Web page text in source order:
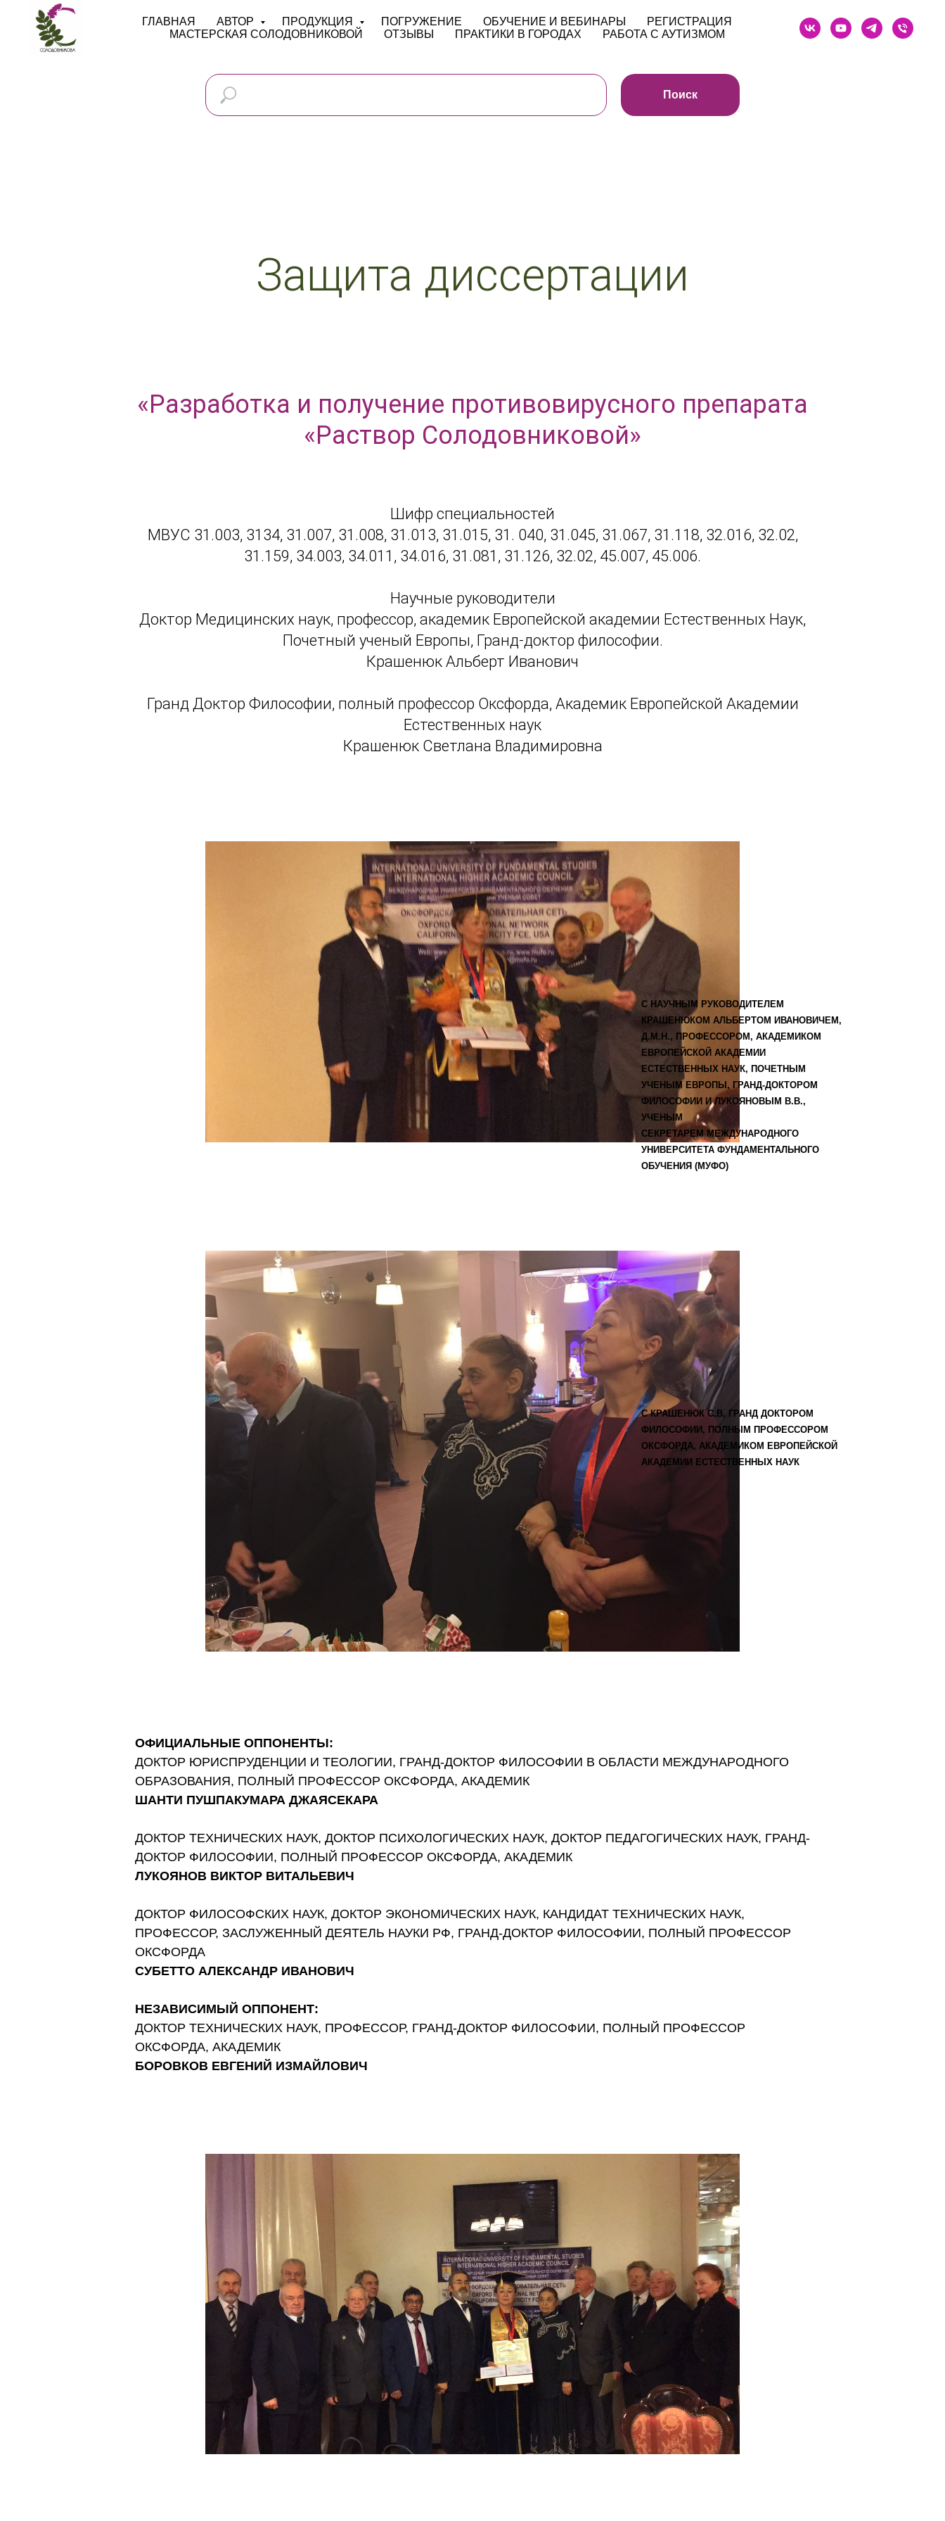
КАЛЕНДАРЬ КОНСУЛЬТАЦИЯ FAQ
ГЛАВНАЯ АВТОР ПРОДУКЦИЯ ПОГРУЖЕНИЕ ОБУЧЕНИЕ И ВЕБИНАРЫ
РЕГИСТРАЦИЯ
МАСТЕРСКАЯ СОЛОДОВНИКОВОЙ
ОТЗЫВЫ ПРАКТИКИ В ГОРОДАХ РАБОТА С АУТИЗМОМ
Поиск
Защита диссертации
«Разработка и получение противовирусного препарата
«Раствор Солодовниковой»
Шифр специальностей
МВУС 31.003, 3134, 31.007, 31.008, 31.013, 31.015, 31. 040, 31.045, 31.067, 31.118, 32.016, 32.02,
31.159, 34.003, 34.011, 34.016, 31.081, 31.126, 32.02, 45.007, 45.006.
Научные руководители
Доктор Медицинских наук, профессор, академик Европейской академии Естественных Наук,
Почетный ученый Европы, Гранд-доктор философии.
Крашенюк Альберт Иванович
Гранд Доктор Философии, полный профессор Оксфорда, Академик Европейской Академии
Естественных наук
Крашенюк Светлана Владимировна
С НАУЧНЫМ РУКОВОДИТЕЛЕМ
КРАШЕНЮКОМ АЛЬБЕРТОМ ИВАНОВИЧЕМ,
Д.М.Н., ПРОФЕССОРОМ, АКАДЕМИКОМ
ЕВРОПЕЙСКОЙ АКАДЕМИИ
ЕСТЕСТВЕННЫХ НАУК, ПОЧЕТНЫМ
УЧЕНЫМ ЕВРОПЫ, ГРАНД-ДОКТОРОМ
ФИЛОСОФИИ И ЛУКОЯНОВЫМ В.В.,
УЧЕНЫМ
СЕКРЕТАРЕМ МЕЖДУНАРОДНОГО
УНИВЕРСИТЕТА ФУНДАМЕНТАЛЬНОГО
ОБУЧЕНИЯ (МУФО)
С КРАШЕНЮК С.В, ГРАНД ДОКТОРОМ
ФИЛОСОФИИ, ПОЛНЫМ ПРОФЕССОРОМ
ОКСФОРДА, АКАДЕМИКОМ ЕВРОПЕЙСКОЙ
АКАДЕМИИ ЕСТЕСТВЕННЫХ НАУК
ОФИЦИАЛЬНЫЕ ОППОНЕНТЫ:
ДОКТОР ЮРИСПРУДЕНЦИИ И ТЕОЛОГИИ, ГРАНД-ДОКТОР ФИЛОСОФИИ В ОБЛАСТИ МЕЖДУНАРОДНОГО
ОБРАЗОВАНИЯ, ПОЛНЫЙ ПРОФЕССОР ОКСФОРДА, АКАДЕМИК
ШАНТИ ПУШПАКУМАРА ДЖАЯСЕКАРА
ДОКТОР ТЕХНИЧЕСКИХ НАУК, ДОКТОР ПСИХОЛОГИЧЕСКИХ НАУК, ДОКТОР ПЕДАГОГИЧЕСКИХ НАУК, ГРАНД-
ДОКТОР ФИЛОСОФИИ, ПОЛНЫЙ ПРОФЕССОР ОКСФОРДА, АКАДЕМИК
ЛУКОЯНОВ ВИКТОР ВИТАЛЬЕВИЧ
ДОКТОР ФИЛОСОФСКИХ НАУК, ДОКТОР ЭКОНОМИЧЕСКИХ НАУК, КАНДИДАТ ТЕХНИЧЕСКИХ НАУК,
ПРОФЕССОР, ЗАСЛУЖЕННЫЙ ДЕЯТЕЛЬ НАУКИ РФ, ГРАНД-ДОКТОР ФИЛОСОФИИ, ПОЛНЫЙ ПРОФЕССОР
ОКСФОРДА
СУБЕТТО АЛЕКСАНДР ИВАНОВИЧ
НЕЗАВИСИМЫЙ ОППОНЕНТ:
ДОКТОР ТЕХНИЧЕСКИХ НАУК, ПРОФЕССОР, ГРАНД-ДОКТОР ФИЛОСОФИИ, ПОЛНЫЙ ПРОФЕССОР
ОКСФОРДА, АКАДЕМИК
БОРОВКОВ ЕВГЕНИЙ ИЗМАЙЛОВИЧ